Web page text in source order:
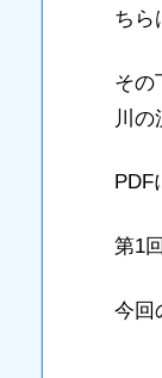
ちら
その
川の
第1
今回